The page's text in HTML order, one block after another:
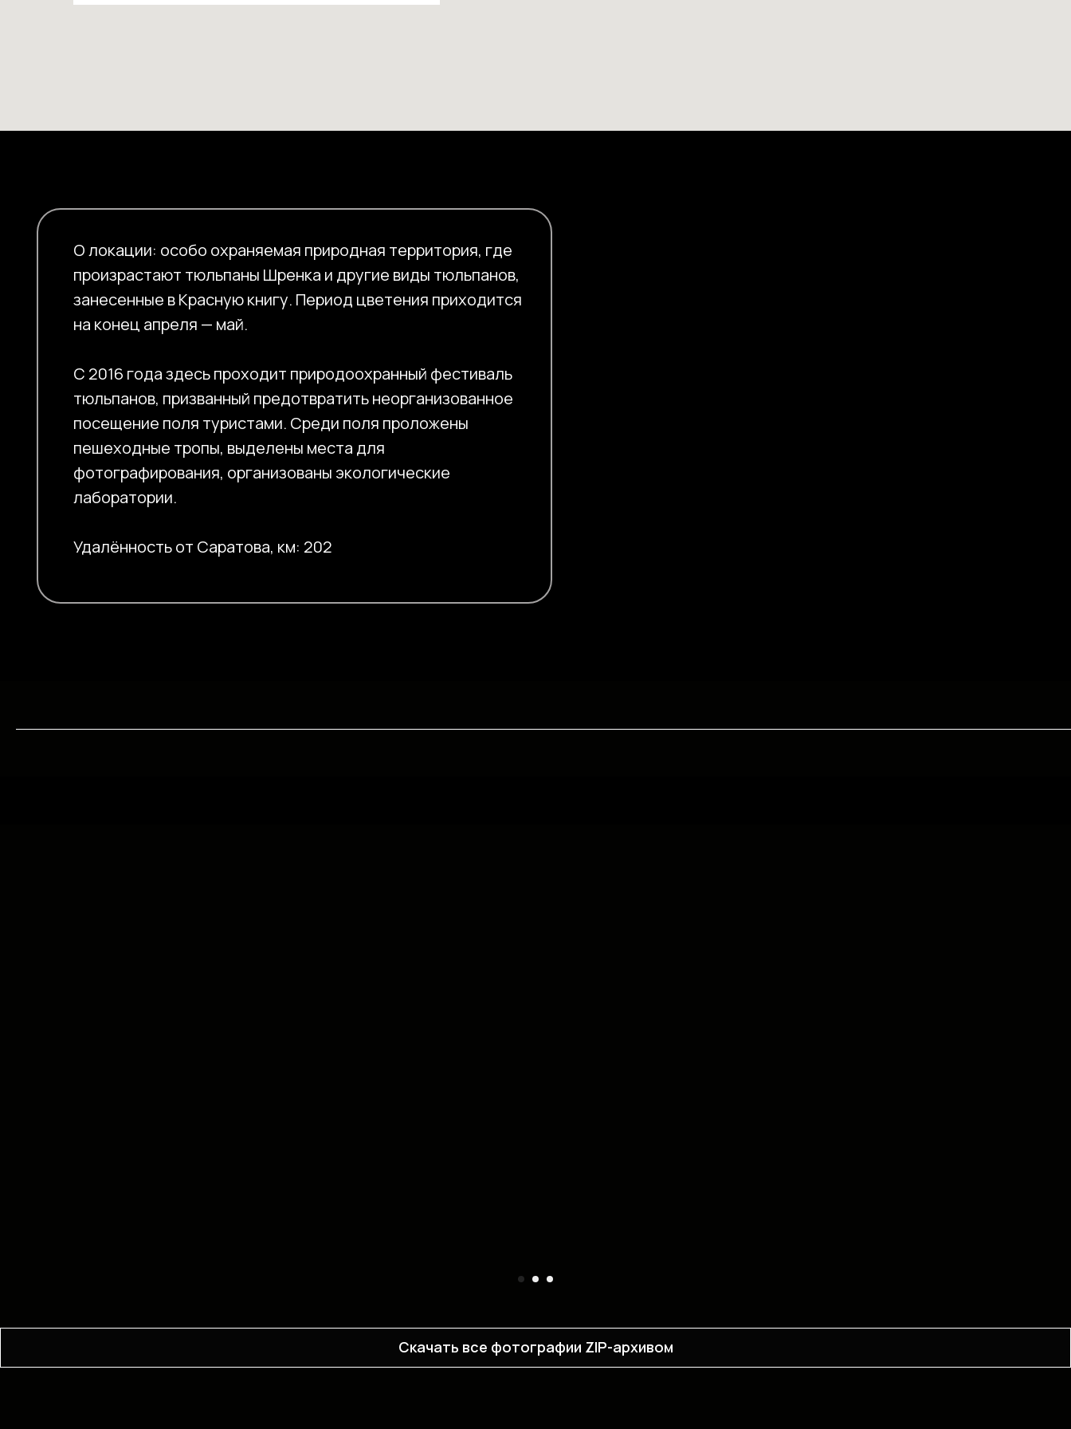
О локации: особо охраняемая природная территория, где
произрастают тюльпаны Шренка и другие виды тюльпанов,
занесенные в Красную книгу. Период цветения приходится
на конец апреля — май.
С 2016 года здесь проходит природоохранный фестиваль
тюльпанов, призванный предотвратить неорганизованное
посещение поля туристами. Среди поля проложены
пешеходные тропы, выделены места для
фотографирования, организованы экологические
лаборатории.
Удалённость от Саратова, км: 202
Скачать все фотографии ZIP-архивом